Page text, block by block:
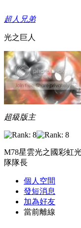
超人兄弟
光之巨人
超級版主
M78星雲光之國彩虹
隊隊長
個人空間
發短消息
加為好友
當前離線